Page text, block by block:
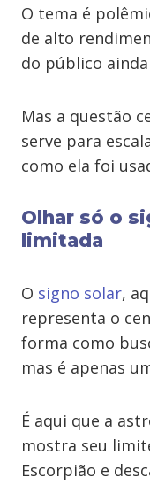
O tema é
de alto
do público
Mas a questão
serve para
como ela foi
Olhar só o
limitada
O signo solar,
representa o
forma como
mas é apenas
É aqui que a
mostra seu
Escorpião e